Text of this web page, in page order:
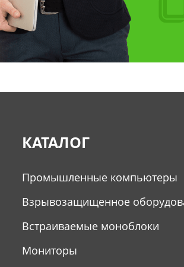
КАТАЛОГ
Промышленные компьютеры
Взрывозащищенное
Встраиваемые моноблоки
Мониторы